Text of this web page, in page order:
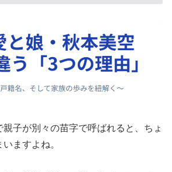
子が別々の苗字で呼ばれると、ちょ
ますよね。